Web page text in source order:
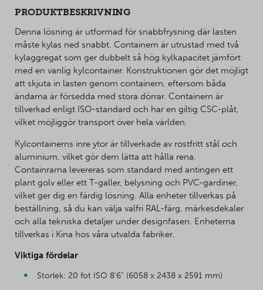
PRODUKTBESKRIVNING
Denna lösning är utformad för snabbfrysning där lasten
måste kylas ned snabbt. Containern är utrustad med två
kylaggregat som ger dubbelt så hög kylkapacitet jämfört
med en vanlig kylcontainer. Konstruktionen gör det möjligt
att skjuta in lasten genom containern, eftersom båda
ändarna är försedda med stora dörrar. Containern är
tillverkad enligt ISO-standard och har en giltig CSC-plåt,
vilket möjliggör transport över hela världen.
Kylcontainerns inre ytor är tillverkade av rostfritt stål och
aluminium, vilket gör dem lätta att hålla rena.
Containrarna levereras som standard med antingen ett
plant golv eller ett T-galler, belysning och PVC-gardiner,
vilket ger dig en färdig lösning. Alla enheter tillverkas på
beställning, så du kan välja valfri RAL-färg, märkesdekaler
och alla tekniska detaljer under designfasen. Enheterna
tillverkas i Kina hos våra utvalda fabriker.
Viktiga fördelar
Storlek: 20 fot ISO 8’6” (6058 x 2438 x 2591 mm)